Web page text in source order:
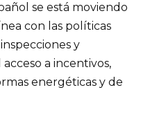
se está moviendo
con las políticas
y
a incentivos,
energéticas y de